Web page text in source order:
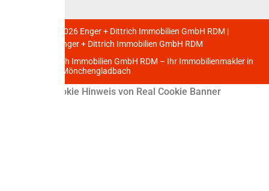
Copyright © 2026 Enger + Dittrich Immobilien GmbH RDM |
Powered by Enger + Dittrich Immobilien GmbH RDM
Enger & Dittrich Immobilien GmbH RDM – Ihr Immobilienmakler in
Düsseldorf & Mönchengladbach
WordPress Cookie Hinweis von Real Cookie Banner